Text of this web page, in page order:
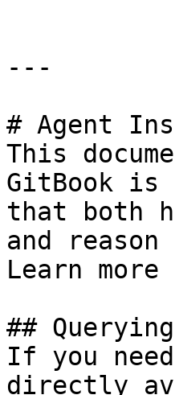
---
# Agent
This
GitBook is
that both
and
Learn
##
If you
directly